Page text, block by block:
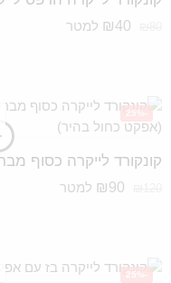
₪40 למטר
-25%
₪90 למטר
-25%